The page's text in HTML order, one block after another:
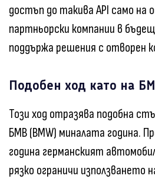
достъп до такива API само на
партньорски компании в
поддържа решения с отворен
Подобен ход като на
Този ход отразява подобна
БМВ (BMW) миналата година.
година германският
рязко ограничи използването